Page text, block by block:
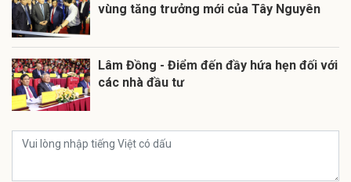
vùng tăng trưởng mới của Tây Nguyên
Lâm Đồng - Điểm đến đầy hứa hẹn đối với
các nhà đầu tư